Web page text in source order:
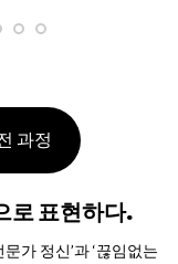
과정
로 표현하다.
가 정신’과 ‘끊임없는